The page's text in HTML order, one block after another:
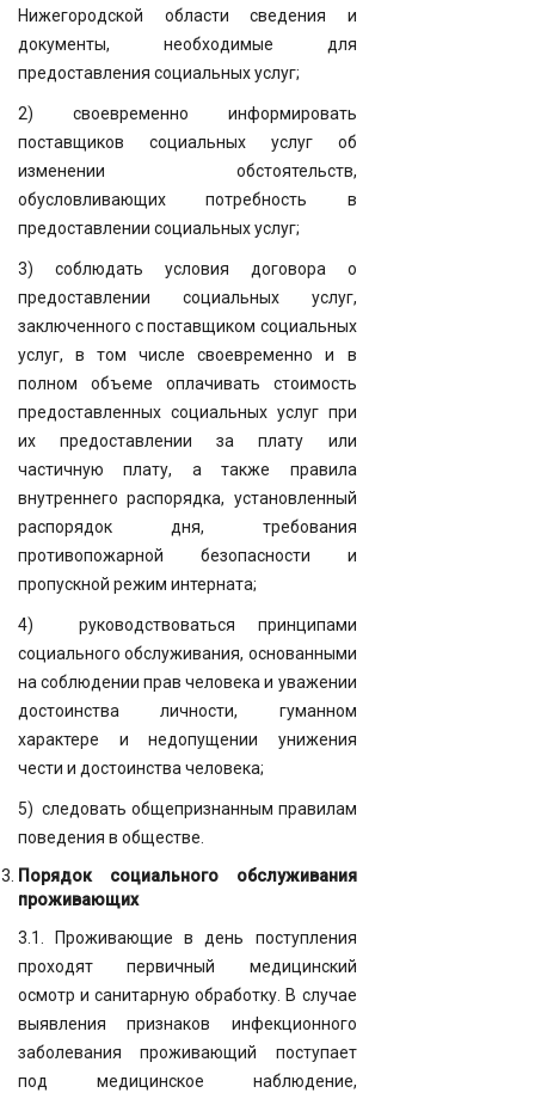
Нижегородской области сведения и
документы, необходимые для
предоставления социальных услуг;
2) своевременно информировать
поставщиков социальных услуг об
изменении обстоятельств,
обусловливающих потребность в
предоставлении социальных услуг;
3) соблюдать условия договора о
предоставлении социальных услуг,
заключенного с поставщиком социальных
услуг, в том числе своевременно и в
полном объеме оплачивать стоимость
предоставленных социальных услуг при
их предоставлении за плату или
частичную плату, а также правила
внутреннего распорядка, установленный
распорядок дня, требования
противопожарной безопасности и
пропускной режим интерната;
4) руководствоваться принципами
социального обслуживания, основанными
на соблюдении прав человека и уважении
достоинства личности, гуманном
характере и недопущении унижения
чести и достоинства человека;
5) следовать общепризнанным правилам
поведения в обществе.
Порядок социального обслуживания
проживающих
3.1. Проживающие в день поступления
проходят первичный медицинский
осмотр и санитарную обработку. В случае
выявления признаков инфекционного
заболевания проживающий поступает
под медицинское наблюдение,